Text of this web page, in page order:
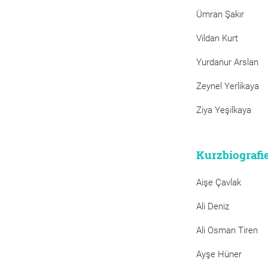
Ümran Şakır
Vildan Kurt
Yurdanur Arslan
Zeynel Yerlikaya
Ziya Yeşilkaya
Aişe Çavlak
Ali Deniz
Ali Osman Tiren
Ayşe Hüner